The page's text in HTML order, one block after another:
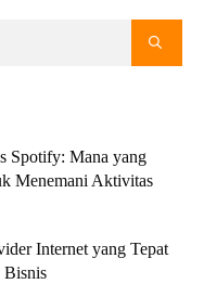
Spotify: Mana yang
Menemani Aktivitas
Internet yang Tepat
Bisnis